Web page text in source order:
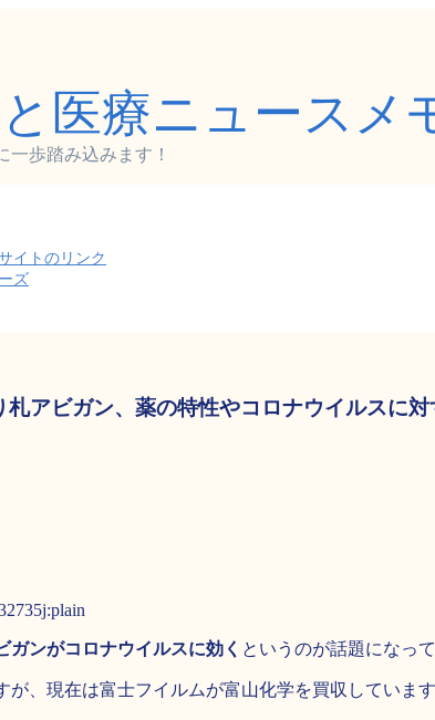
医療ニュースメ
一歩踏み込みます！
イトのリンク
ズ
アビガン、薬の特性やコロナウイルスに
ガンがコロナウイルスに効く というのが話題になっ
が、現在は富士フイルムが富山化学を買収していま